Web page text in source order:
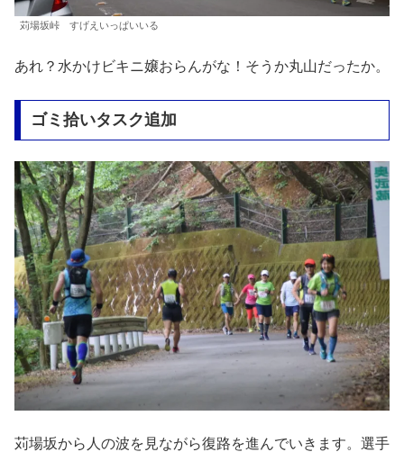
苅場坂峠 すげえいっぱいいる
あれ？水かけビキニ嬢おらんがな！そうか丸山だったか。
ゴミ拾いタスク追加
苅場坂から人の波を見ながら復路を進んでいきます。選手